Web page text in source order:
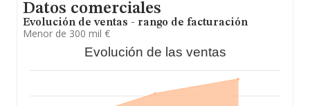
Datos comerciales
Evolución de ventas - rango de facturación
Menor de 300 mil €
Evolución de las ventas